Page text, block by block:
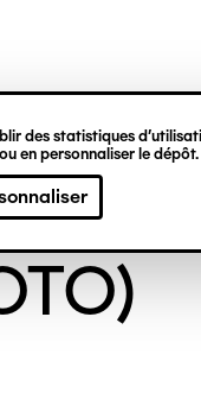
des statistiques
en personnaliser le dépôt.